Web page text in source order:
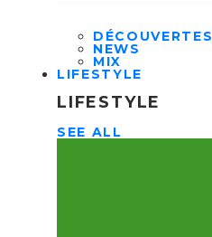
DÉCOUVERTES
NEWS
MIX
LIFESTYLE
LIFESTYLE
SEE ALL